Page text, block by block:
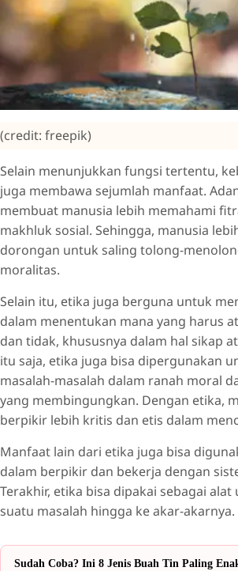
(credit: freepik)
Selain menunjukkan fungsi tertentu,
juga membawa sejumlah manfaat.
membuat manusia lebih memahami
makhluk sosial. Sehingga, manusia
dorongan untuk saling tolong-
moralitas.
Selain itu, etika juga berguna untuk
dalam menentukan mana yang harus
dan tidak, khususnya dalam hal sikap
itu saja, etika juga bisa dipergunakan
masalah-masalah dalam ranah moral
yang membingungkan. Dengan etika,
berpikir lebih kritis dan etis dalam
Manfaat lain dari etika juga bisa
dalam berpikir dan bekerja dengan
Terakhir, etika bisa dipakai sebagai
suatu masalah hingga ke akar-akarnya.
Sudah Coba? Ini 8 Jenis Buah Tin Paling